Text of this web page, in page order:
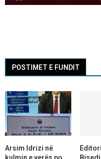
POSTIMET E FUNDIT
Arsim Idrizi në
kulmin e verës po